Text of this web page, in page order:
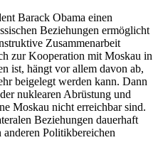
Barack Obama einen
Beziehungen ermöglicht
Zusammenarbeit
zur Kooperation mit Moskau in
ist, hängt vor allem davon ab,
beigelegt werden kann. Dann
nuklearen Abrüstung und
Moskau nicht erreichbar sind.
Beziehungen dauerhaft
Politikbereichen